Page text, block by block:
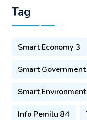
Tag
Smart Economy 3
Smart
Smart
Info Pemilu 84